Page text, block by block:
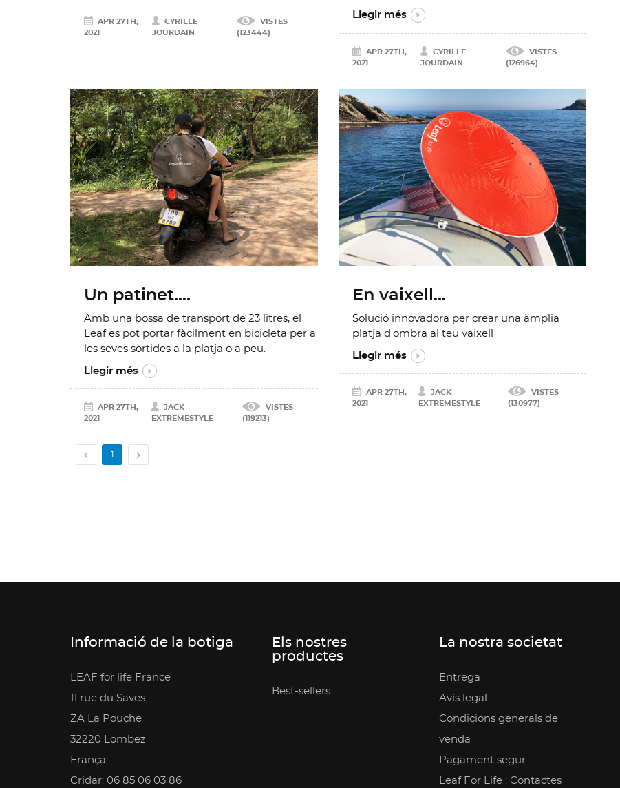
APR 27TH,
2021
CYRILLE
JOURDAIN
VISTES
(123444)
Llegir més
APR 27TH,
2021
CYRILLE
JOURDAIN
VISTES
(126964)
Un patinet....
Amb una bossa de transport de 23 litres, el
Leaf es pot portar fàcilment en bicicleta per a
les seves sortides a la platja o a peu.
Llegir més
APR 27TH,
2021
JACK
EXTREMESTYLE
VISTES
(119213)
En vaixell...
Solució innovadora per crear una àmplia
platja d'ombra al teu vaixell
Llegir més
APR 27TH,
2021
JACK
EXTREMESTYLE
VISTES
(130977)
 
Informació de la botiga
LEAF for life France
11 rue du Saves
ZA La Pouche
32220 Lombez
França
Cridar: 06 85 06 03 86
Els nostres
productes
Best-sellers
La nostra societat
Entrega
Avís legal
Condicions generals de
venda
Pagament segur
Leaf For Life : Contactes